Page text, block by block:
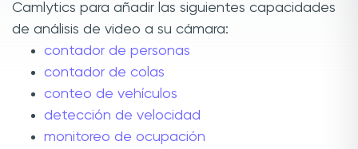
Camlytics para añadir las siguientes capacidades
de análisis de video a su cámara:
contador de personas
contador de colas
conteo de vehículos
detección de velocidad
monitoreo de ocupación